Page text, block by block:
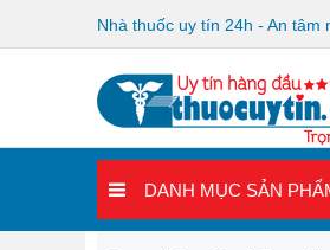
Nhà thuốc uy tín 24h - An tâm
DANH MỤC SẢN